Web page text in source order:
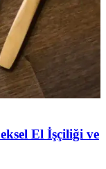
El İşçiliği ve